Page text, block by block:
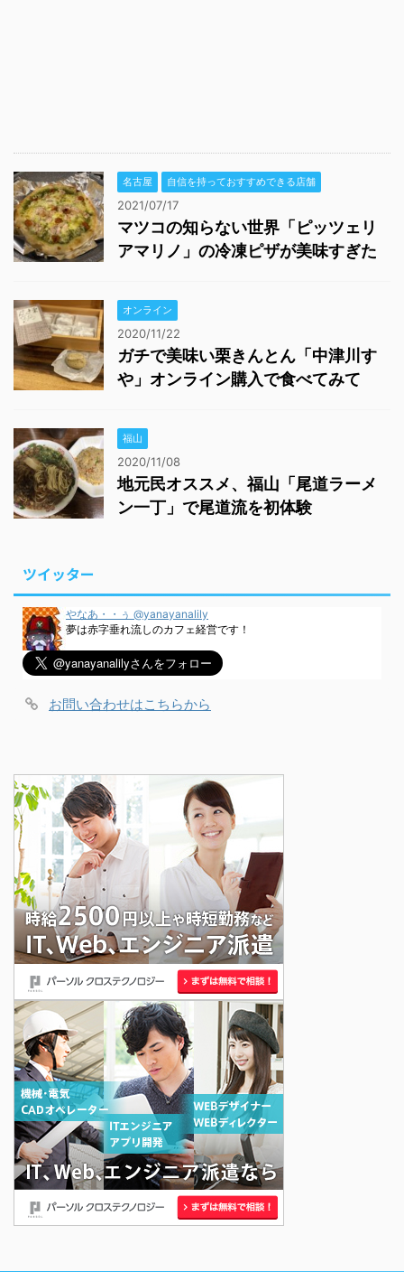
名古屋 自信を持っておすすめできる店舗
2021/07/17
マツコの知らない世界「ピッツェリ
アマリノ」の冷凍ピザが美味すぎた
オンライン
2020/11/22
ガチで美味い栗きんとん「中津川す
や」オンライン購入で食べてみて
福山
2020/11/08
地元民オススメ、福山「尾道ラーメ
ン一丁」で尾道流を初体験
ツイッター
やなあ・・ぅ @yanayanalily
夢は赤字垂れ流しのカフェ経営です！
お問い合わせはこちらから